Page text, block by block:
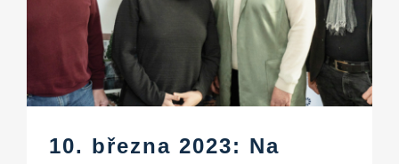
10. března 2023: Na